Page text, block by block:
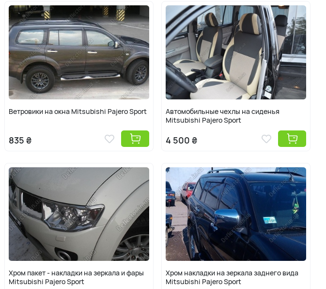
Ветровики на окна Mitsubishi Pajero Sport
835 ₴
Автомобильные чехлы на сиденья
Mitsubishi Pajero Sport
4 500 ₴
Хром пакет - накладки на зеркала и фары
Mitsubishi Pajero Sport
Хром накладки на зеркала заднего вида
Mitsubishi Pajero Sport